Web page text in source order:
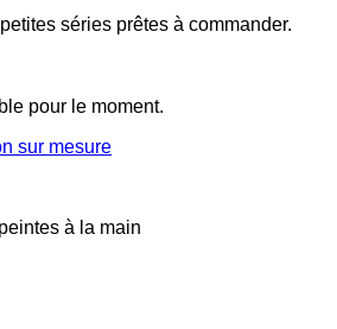
séries prêtes à commander.
pour le moment.
sur mesure
à la main